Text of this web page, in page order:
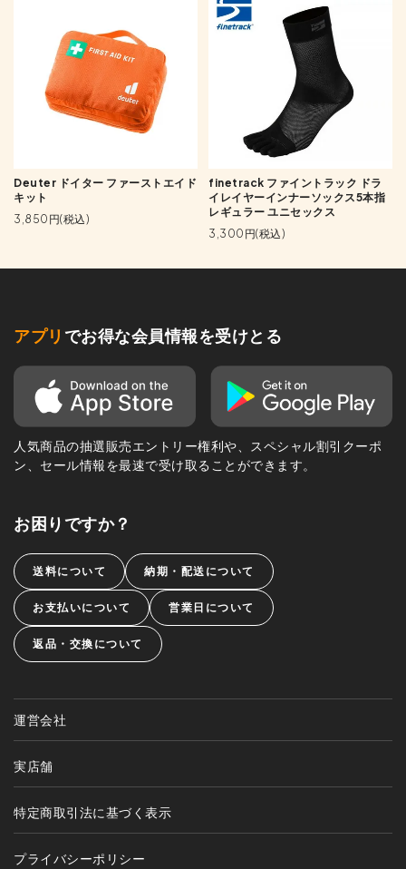
Deuter ドイター ファーストエイド
キット
3,850円(税込)
finetrack ファイントラック ドラ
イレイヤーインナーソックス5本指
レギュラー ユニセックス
3,300円(税込)
アプリ でお得な会員情報を受けとる
人気商品の抽選販売エントリー権利や、スペシャル割引クーポ
ン、セール情報を最速で受け取ることができます。
お困りですか？
送料について 納期・配送について
お支払いについて 営業日について
返品・交換について
運営会社
実店舗
特定商取引法に基づく表示
プライバシーポリシー